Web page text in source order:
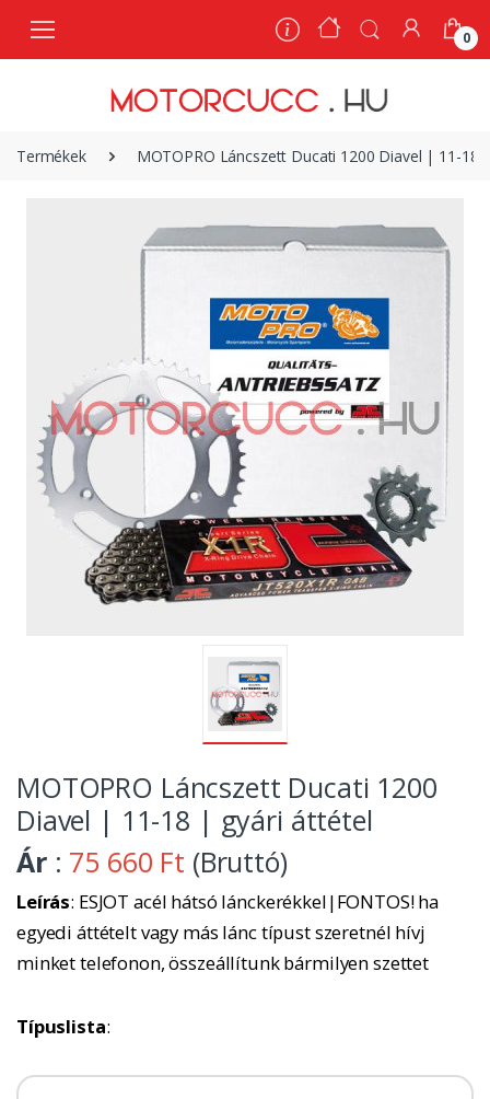
0
Termékek MOTOPRO Láncszett Ducati 1200 Diavel | 11-18
MOTOPRO Láncszett Ducati 1200
Diavel | 11-18 | gyári áttétel
Ár : 75 660 Ft (Bruttó)
Leírás: ESJOT acél hátsó lánckerékkel|FONTOS! ha
egyedi áttételt vagy más lánc típust szeretnél hívj
minket telefonon, összeállítunk bármilyen szettet
Típuslista:
0